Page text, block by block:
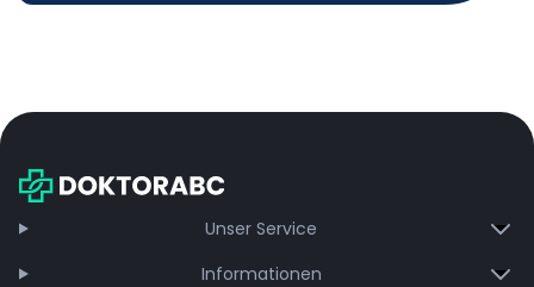
Unser Service
Informationen